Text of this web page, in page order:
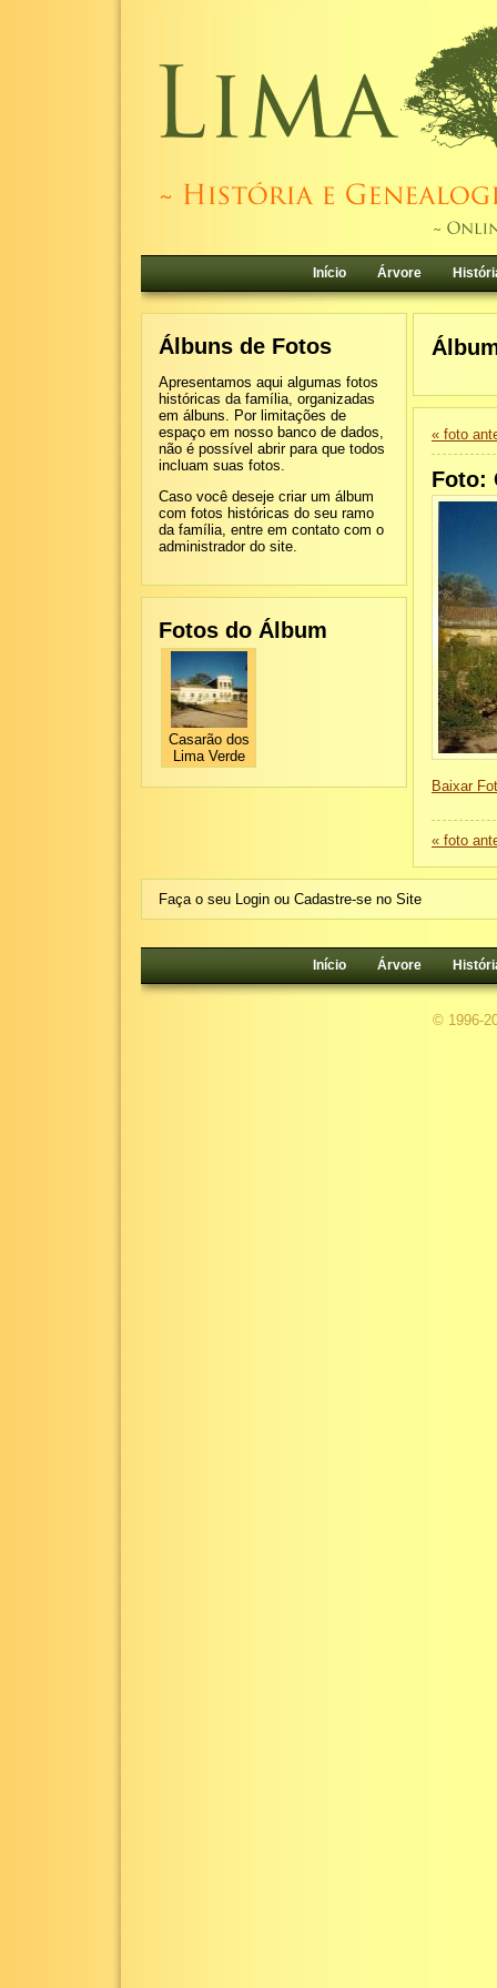
Início Árvore
Álbuns de Fotos
Apresentamos aqui algumas fotos
históricas da família, organizadas
em álbuns. Por limitações de
espaço em nosso banco de dados,
não é possível abrir para que todos
incluam suas fotos.
Caso você deseje criar um álbum
com fotos históricas do seu ramo
da família, entre em contato com o
administrador do site.
Fotos do Álbum
Casarão dos
Lima Verde
« foto
Foto:
Baixar
« foto
Faça o seu Login ou Cadastre-se no Site
Início Árvore
© 1996-